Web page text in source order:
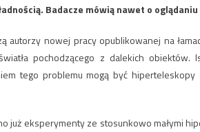
Badacze mówią nawet o
autorzy nowej pracy opublikowanej na
pochodzącego z dalekich
tego problemu mogą być
już eksperymenty ze stosunkowo małymi